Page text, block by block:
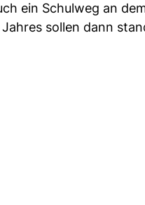
ein Schulweg an
Jahres sollen dann